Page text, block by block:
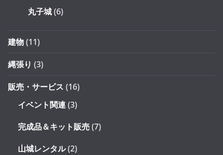
丸子城(6)
建物(11)
縄張り (3)
販売・サービス (16)
イベント関連(3)
完成品＆キット販売(7)
山城レンタル(2)